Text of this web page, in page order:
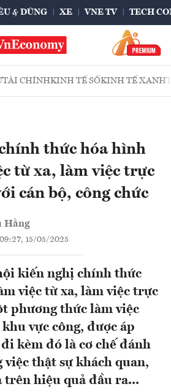
& DÙNG XE VNE TV TECH
TÀI CHÍNHKINH TẾ SỐKINH TẾ XANH
thức hóa hình
từ xa, làm việc trực
cán bộ, công chức
Hằng
09:27, 15/05/2025
kiến nghị chính thức
việc từ xa, làm việc trực
phương thức làm việc
vực công, được áp
kèm đó là cơ chế đánh
việc thật sự khách quan,
trên hiệu quả đầu ra...